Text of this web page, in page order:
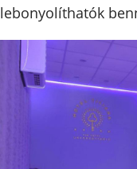
lebonyolíthatók